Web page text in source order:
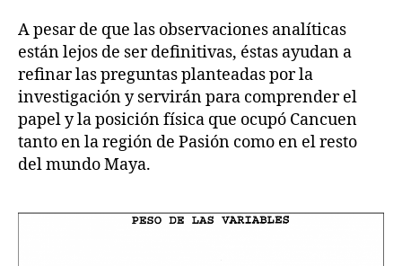
A pesar de que las observaciones analíticas
están lejos de ser definitivas, éstas ayudan a
refinar las preguntas planteadas por la
investigación y servirán para comprender el
papel y la posición física que ocupó Cancuen
tanto en la región de Pasión como en el resto
del mundo Maya.